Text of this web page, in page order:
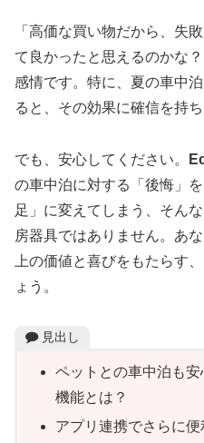
「高価な買い物だから、失
て良かったと思えるのかな
感情です。特に、夏の車中
ると、その効果に確信を持ち
でも、安心してください。
の車中泊に対する「後悔」
足」に変えてしまう、そん
房器具ではありません。あ
上の価値と喜びをもたらす
ょう。
見出し
ペットとの車中泊も
機能とは？
アプリ連携でさらに